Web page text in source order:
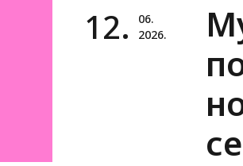
12.
06.
2026.